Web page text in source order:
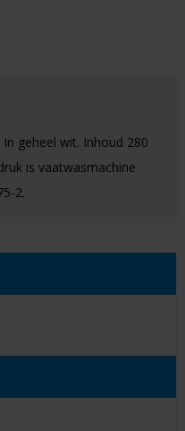
geheel wit. Inhoud 280
is vaatwasmachine
2.